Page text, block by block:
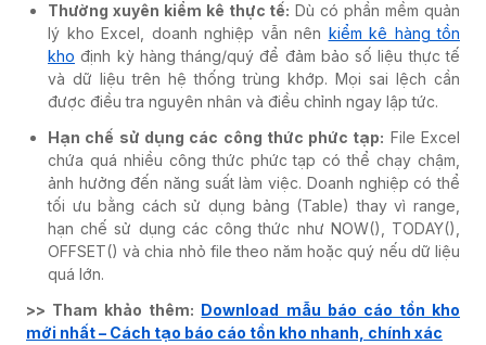
Thường xuyên kiểm kê thực tế: Dù có phần mềm quản
lý kho Excel, doanh nghiệp vẫn nên kiểm kê hàng tồn
kho định kỳ hàng tháng/quý để đảm bảo số liệu thực tế
và dữ liệu trên hệ thống trùng khớp. Mọi sai lệch cần
được điều tra nguyên nhân và điều chỉnh ngay lập tức.
Hạn chế sử dụng các công thức phức tạp: File Excel
chứa quá nhiều công thức phức tạp có thể chạy chậm,
ảnh hưởng đến năng suất làm việc. Doanh nghiệp có thể
tối ưu bằng cách sử dụng bảng (Table) thay vì range,
hạn chế sử dụng các công thức như NOW(), TODAY(),
OFFSET() và chia nhỏ file theo năm hoặc quý nếu dữ liệu
quá lớn.
>> Tham khảo thêm: Download mẫu báo cáo tồn kho
mới nhất – Cách tạo báo cáo tồn kho nhanh, chính xác